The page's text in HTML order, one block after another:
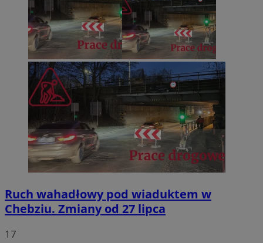
Ruch wahadłowy pod wiaduktem w
Chebziu. Zmiany od 27 lipca
17